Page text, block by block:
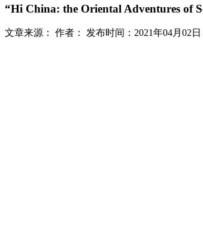
“Hi China: the Oriental Adventures of
文章来源： 作者： 发布时间：2021年04月02日